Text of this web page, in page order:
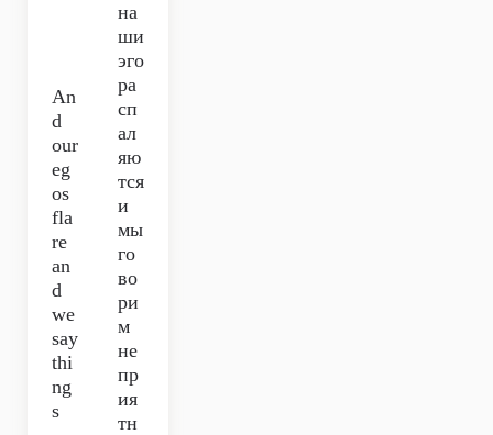
An
d
our
eg
os
fla
re
an
d
we
say
thi
ng
s
на
ши
эго
ра
сп
ал
яю
тся
и
мы
го
во
ри
м
не
пр
ия
тн